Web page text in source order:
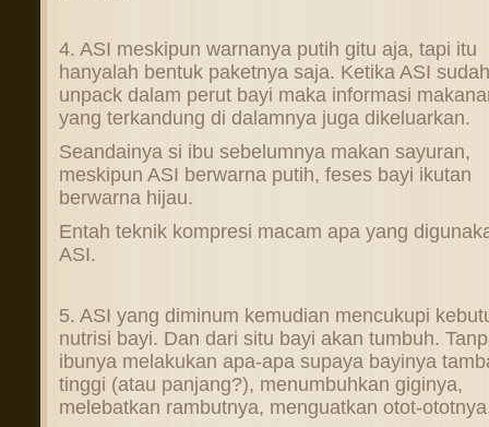
4. ASI meskipun warnanya putih gitu aja, tapi itu
hanyalah bentuk paketnya saja. Ketika ASI
unpack dalam perut bayi maka informasi
yang terkandung di dalamnya juga dikeluarkan.
Seandainya si ibu sebelumnya makan sayuran,
meskipun ASI berwarna putih, feses bayi ikutan
berwarna hijau.
Entah teknik kompresi macam apa yang
ASI.
5. ASI yang diminum kemudian mencukupi
nutrisi bayi. Dan dari situ bayi akan tumbuh.
ibunya melakukan apa-apa supaya bayinya
tinggi (atau panjang?), menumbuhkan giginya,
melebatkan rambutnya, menguatkan otot-